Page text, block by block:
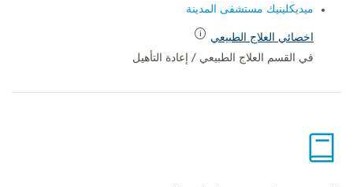
ميديكلينيك مستشفى المدينة
اخصائي العلاج الطبيعي
في القسم العلاج الطبيعي / إعادة التأهيل